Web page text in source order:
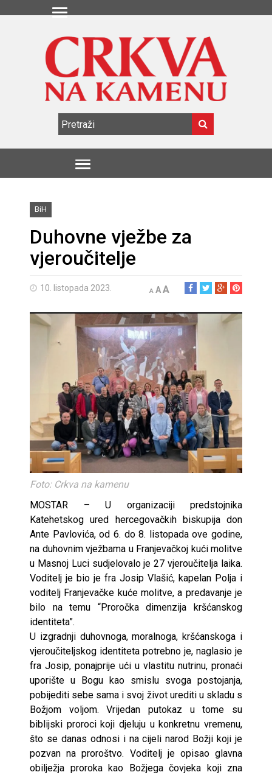
BiH
Duhovne vježbe za
vjeroučitelje
10. listopada 2023. A AA
Foto: Crkva na kamenu
MOSTAR – U organizaciji predstojnika
Katehetskog ured hercegovačkih biskupija don
Ante Pavlovića, od 6. do 8. listopada ove godine,
na duhovnim vježbama u Franjevačkoj kući molitve
u Masnoj Luci sudjelovalo je 27 vjeroučitelja laika.
Voditelj je bio je fra Josip Vlašić, kapelan Polja i
voditelj Franjevačke kuće molitve, a predavanje je
bilo na temu “Proročka dimenzija kršćanskog
identiteta”.
U izgradnji duhovnoga, moralnoga, kršćanskoga i
vjeroučiteljskog identiteta potrebno je, naglasio je
fra Josip, ponajprije ući u vlastitu nutrinu, pronaći
uporište u Bogu kao smislu svoga postojanja,
pobijediti sebe sama i svoj život urediti u skladu s
Božjom voljom. Vrijedan putokaz u tome su
biblijski proroci koji djeluju u konkretnu vremenu,
što se danas odnosi i na cijeli narod Božji koji je
pozvan na proroštvo. Voditelj je opisao glavna
obilježja proroka kao Božjega čovjeka koji zna